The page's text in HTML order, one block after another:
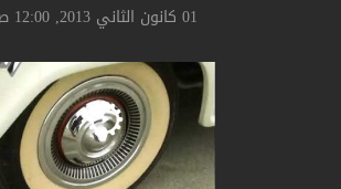
01 كانون الثاني 2013, 12:00 ص